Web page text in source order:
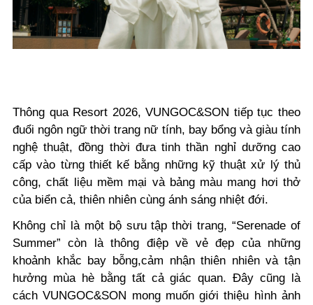
Thông qua Resort 2026, VUNGOC&SON tiếp tục theo
đuổi ngôn ngữ thời trang nữ tính, bay bổng và giàu tính
nghệ thuật, đồng thời đưa tinh thần nghỉ dưỡng cao
cấp vào từng thiết kế bằng những kỹ thuật xử lý thủ
công, chất liệu mềm mại và bảng màu mang hơi thở
của biển cả, thiên nhiên cùng ánh sáng nhiệt đới.
Không chỉ là một bộ sưu tập thời trang, “Serenade of
Summer” còn là thông điệp về vẻ đẹp của những
khoảnh khắc bay bỗng,cảm nhận thiên nhiên và tận
hưởng mùa hè bằng tất cả giác quan. Đây cũng là
cách VUNGOC&SON mong muốn giới thiệu hình ảnh